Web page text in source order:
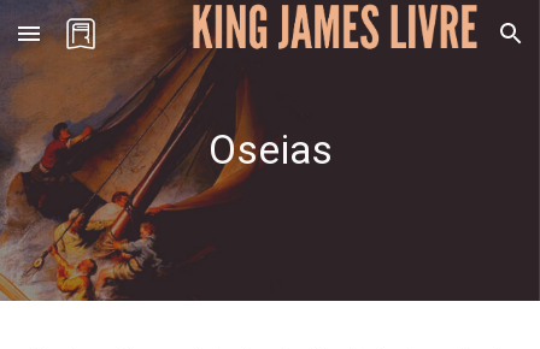
Skip to main content Skip to navigation
Oseias